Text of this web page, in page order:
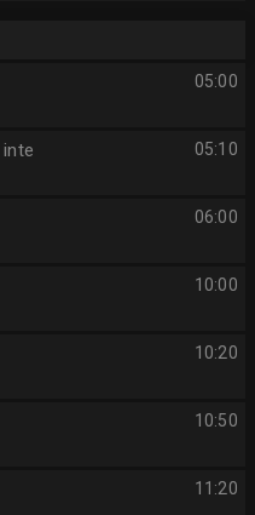
05:00
05:10
06:00
10:00
10:20
10:50
11:20